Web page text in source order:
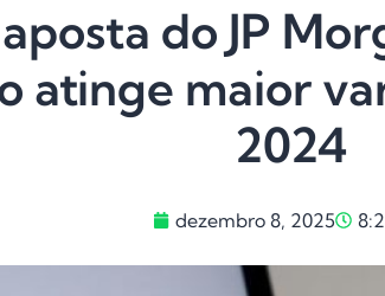
do JP
atinge maior
2024
dezembro 8, 2025